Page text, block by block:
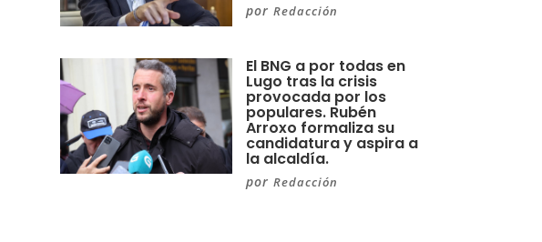
porRedacción
El BNG a por todas en
Lugo tras la crisis
provocada por los
populares. Rubén
Arroxo formaliza su
candidatura y aspira a
la alcaldía.
porRedacción